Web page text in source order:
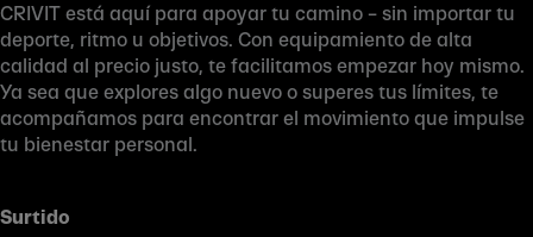
CRIVIT está aquí para apoyar tu camino – sin importar tu
deporte, ritmo u objetivos. Con equipamiento de alta
calidad al precio justo, te facilitamos empezar hoy mismo.
Ya sea que explores algo nuevo o superes tus límites, te
acompañamos para encontrar el movimiento que impulse
tu bienestar personal.
Surtido